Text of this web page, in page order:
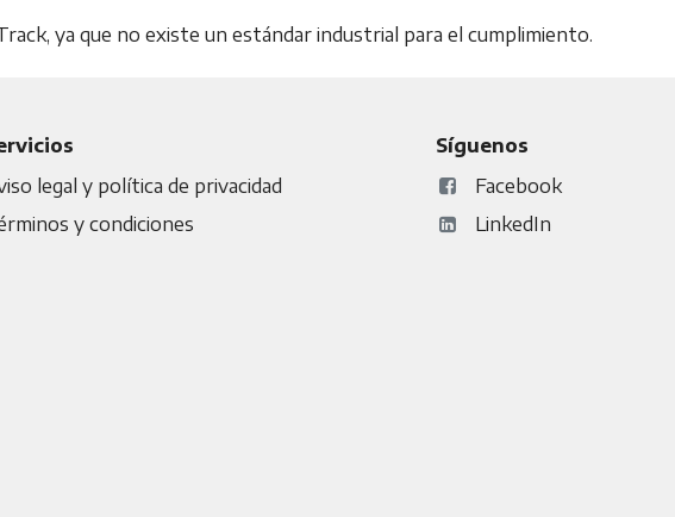
ya que no existe un estándar industrial para el cumplimiento.
legal y política de privacidad
y condiciones
Síguenos
Facebook
LinkedIn